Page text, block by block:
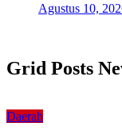
Agustus 10,
Grid Posts
Daerah